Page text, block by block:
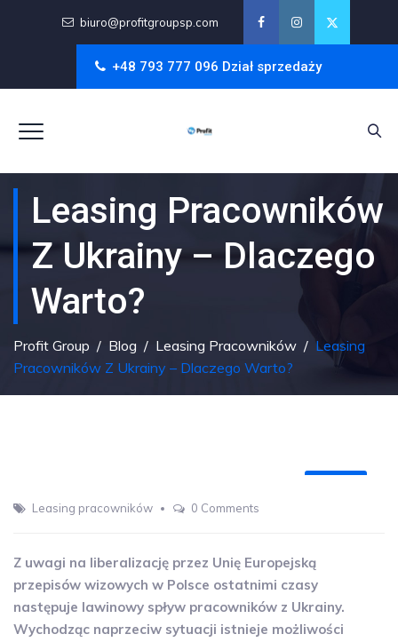
biuro@profitgroupsp.com
+48 793 777 096 Dział sprzedaży
Leasing Pracowników
Z Ukrainy – Dlaczego
Warto?
Profit Group / Blog / Leasing Pracowników / Leasing
Pracowników Z Ukrainy – Dlaczego Warto?
Leasing pracowników 0 Comments
Z uwagi na liberalizację przez Unię Europejską
przepisów wizowych w Polsce ostatnimi czasy
następuje lawinowy spływ pracowników z Ukrainy.
Wychodząc naprzeciw sytuacji istnieje możliwości